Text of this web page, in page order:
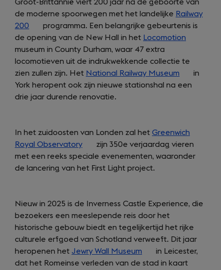
Groot-Brittannië viert 200 jaar na de geboorte van
de moderne spoorwegen met het landelijke Railway
200 (opens
in
a
new
tab)
programma. Een belangrijke gebeurtenis is
de opening van de New Hall in het Locomotion
a
new
tab)
museum in County Durham, waar 47 extra
locomotieven uit de indrukwekkende collectie te
zien zullen zijn. Het National Railway Museum (opens
in
in
York heropent ook zijn nieuwe stationshal na een
drie jaar durende renovatie.
In het zuidoosten van Londen zal het Greenwich
Royal Observatory (opens
in
a
zijn 350e verjaardag vieren
met een reeks speciale evenementen, waaronder
de lancering van het First Light project.
Nieuw in 2025 is de Inverness Castle Experience, die
bezoekers een meeslepende reis door het
historische gebouw biedt en tegelijkertijd het rijke
culturele erfgoed van Schotland verweeft. Dit jaar
heropenen het Jewry Wall Museum (opens
in
in Leicester,
dat het Romeinse verleden van de stad in kaart